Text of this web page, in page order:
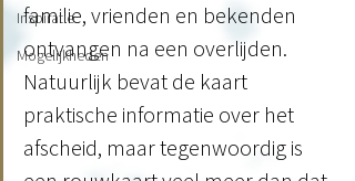
Inspiratie
Mogelijkheden
familie, vrienden en bekenden
ontvangen na een overlijden.
Natuurlijk bevat de kaart
praktische informatie over het
afscheid, maar tegenwoordig is